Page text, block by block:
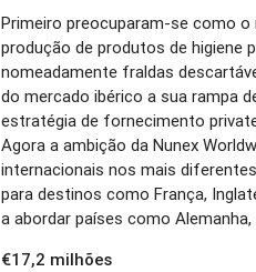
Primeiro preocuparam-se como
produção de produtos de higiene
nomeadamente fraldas
do mercado ibérico a sua rampa
estratégia de fornecimento
Agora a ambição da Nunex
internacionais nos mais
para destinos como França,
a abordar países como
€17,2 milhões